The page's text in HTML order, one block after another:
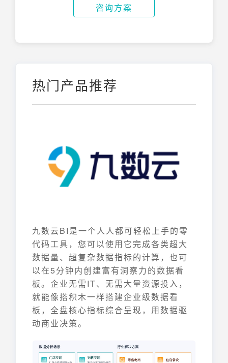
咨询方案
热门产品推荐
九数云BI是一个人人都可轻松上手的零
代码工具，您可以使用它完成各类超大
数据量、超复杂数据指标的计算，也可
以在5分钟内创建富有洞察力的数据看
板。企业无需IT、无需大量资源投入，
就能像搭积木一样搭建企业级数据看
板，全盘核心指标综合呈现，用数据驱
动商业决策。